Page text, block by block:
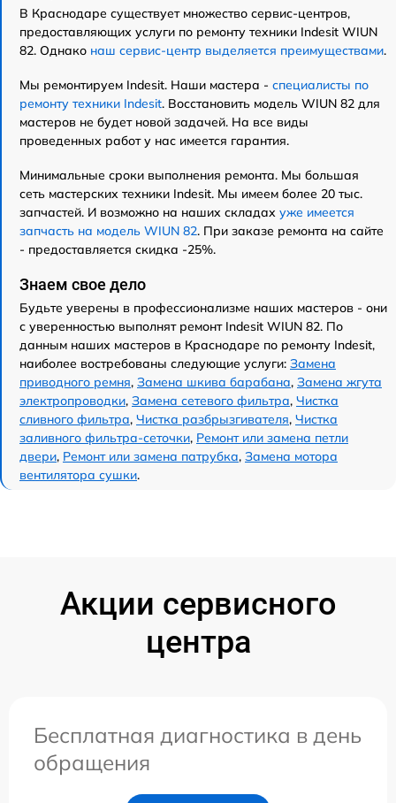
В Краснодаре существует множество сервис-центров,
предоставляющих услуги по ремонту техники Indesit WIUN
82. Однако наш сервис-центр выделяется преимуществами.
Мы ремонтируем Indesit. Наши мастера - специалисты по
ремонту техники Indesit. Восстановить модель WIUN 82 для
мастеров не будет новой задачей. На все виды
проведенных работ у нас имеется гарантия.
Минимальные сроки выполнения ремонта. Мы большая
сеть мастерских техники Indesit. Мы имеем более 20 тыс.
запчастей. И возможно на наших складах уже имеется
запчасть на модель WIUN 82. При заказе ремонта на сайте
- предоставляется скидка -25%.
Знаем свое дело
Будьте уверены в профессионализме наших мастеров - они
с уверенностью выполнят ремонт Indesit WIUN 82. По
данным наших мастеров в Краснодаре по ремонту Indesit,
наиболее востребованы следующие услуги: Замена
приводного ремня, Замена шкива барабана, Замена жгута
электропроводки, Замена сетевого фильтра, Чистка
сливного фильтра, Чистка разбрызгивателя, Чистка
заливного фильтра-сеточки, Ремонт или замена петли
двери, Ремонт или замена патрубка, Замена мотора
вентилятора сушки.
Акции сервисного
центра
Бесплатная диагностика в день
обращения